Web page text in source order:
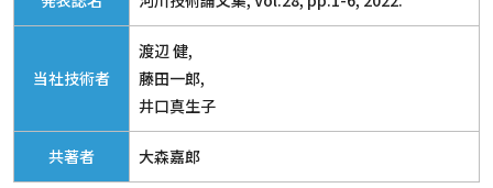
当社技術者
渡辺 健,
藤田一郎,
井口真生子
共著者 大森嘉郎